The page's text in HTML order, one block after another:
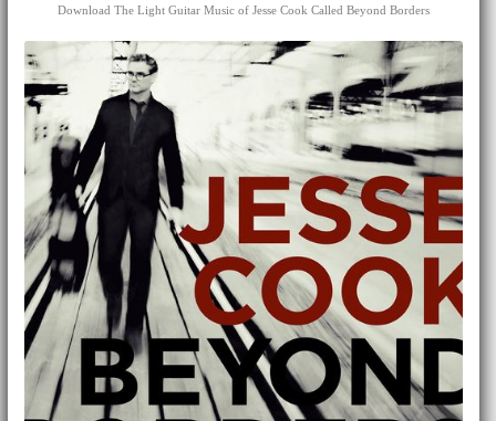
Download The Light Guitar Music of Jesse Cook Called Beyond Borders